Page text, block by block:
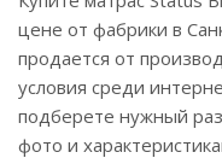
цене от фабрики в
продается от
условия среди
подберете нужный
фото и